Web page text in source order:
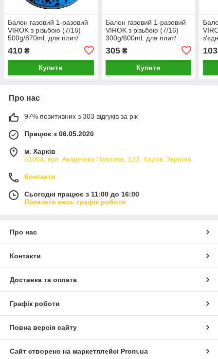
Балон газовий 1-разовий
VIROK з різьбою (7/16)
500g/870ml. для плит/
кемпінгу (EN417) BUTAN
[12]
410 ₴
Купити
Балон газовий 1-разовий
VIROK з різьбою (7/16)
300g/600ml. для плит/
305₴
Купити
103
Про нас
97% позитивних з 303 відгуків за рік
Працює з 06.05.2020
м. Харків
61054, вул. Академіка Павлова, 120, Харків, Україна
Контакти
Сьогодні працює з 11:00 до 16:00
Показати весь графік роботи
Про нас
Контакти
Доставка та оплата
Графік роботи
Повна версія сайту
Сайт створено на маркетплейсі Prom.ua